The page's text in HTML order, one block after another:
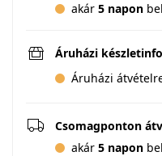
akár 5 napon
Áruházi
Áruházi
Csomagponton
akár 5 napon